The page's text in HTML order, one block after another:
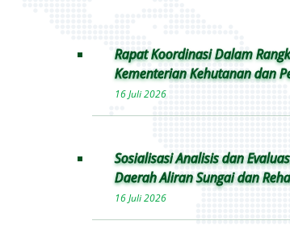
Rapat Koordinasi Dalam
Kementerian Kehutanan dan
16 Juli 2026
Sosialisasi Analisis dan
Daerah Aliran Sungai dan
16 Juli 2026